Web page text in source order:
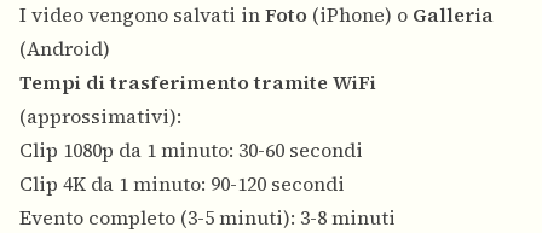
I video vengono salvati inFoto (iPhone) o Galleria
(Android)
Tempi di trasferimento tramite WiFi
(approssimativi):
Clip 1080p da 1 minuto: 30-60 secondi
Clip 4K da 1 minuto: 90-120 secondi
Evento completo (3-5 minuti): 3-8 minuti